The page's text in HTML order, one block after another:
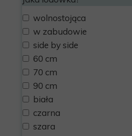
wolnostojąca
w zabudowie
side by side
60 cm
70 cm
90 cm
biała
czarna
szara